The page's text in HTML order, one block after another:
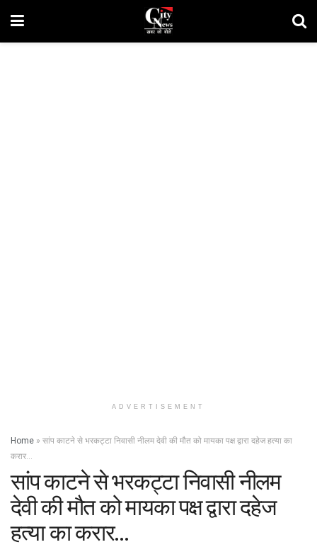
ADVERTISEMENT
Home » सांप काटने से भरकट्टा निवासी नीलम देवी की मौत को मायका पक्ष द्वारा दहेज हत्या का
करार…
सांप काटने से भरकट्टा निवासी नीलम
देवी की मौत को मायका पक्ष द्वारा दहेज
हत्या का करार…